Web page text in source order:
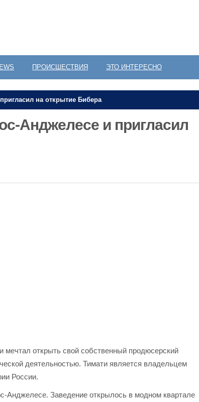
ПРОИСШЕСТВИЯ ЭТО ИНТЕРЕСНО
на открытие Бибера
Анджелесе и пригласил
открыть свой собственный продюсерский
деятельностью. Тимати является владельцем
России.
Анджелесе. Заведение открылось в модном квартале